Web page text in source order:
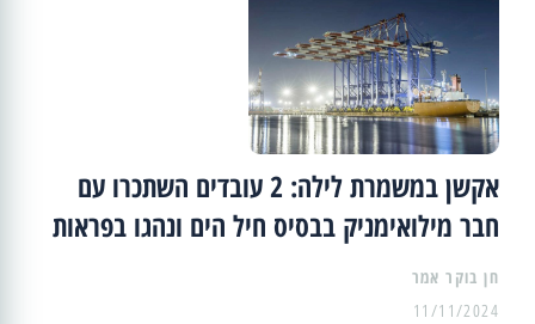
אקשן במשמרת לילה: 2 עובדים השתכרו עם
חבר מילואימניק בבסיס חיל הים ונהגו בפראות
11/11/2024